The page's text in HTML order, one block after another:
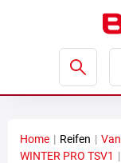
Home | Reifen |
WINTER PRO TSV1 |